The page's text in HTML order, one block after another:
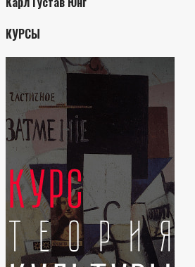
КУРСЫ